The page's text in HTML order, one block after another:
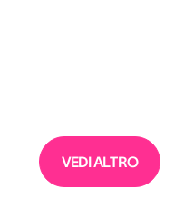
VEDI ALTRO